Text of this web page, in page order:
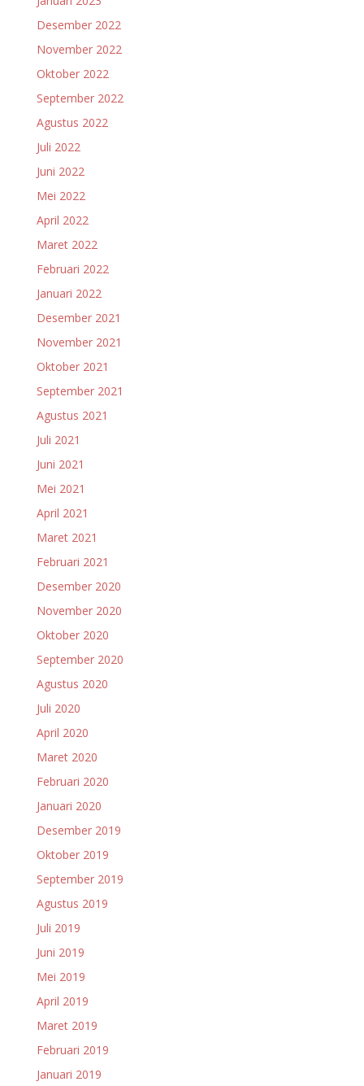
Desember 2022
November 2022
Oktober 2022
September 2022
Agustus 2022
Juli 2022
Juni 2022
Mei 2022
April 2022
Maret 2022
Februari 2022
Januari 2022
Desember 2021
November 2021
Oktober 2021
September 2021
Agustus 2021
Juli 2021
Juni 2021
Mei 2021
April 2021
Maret 2021
Februari 2021
Desember 2020
November 2020
Oktober 2020
September 2020
Agustus 2020
Juli 2020
April 2020
Maret 2020
Februari 2020
Januari 2020
Desember 2019
Oktober 2019
September 2019
Agustus 2019
Juli 2019
Juni 2019
Mei 2019
April 2019
Maret 2019
Februari 2019
Januari 2019